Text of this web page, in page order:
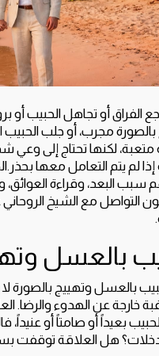
الفراق أو تجاهل الحبيب أو
بالصورة مجرب، أو جلب
متعبة، لكنها تحتاج إلى
لم يتم التعامل معها
سبب البعد، وقراءة
التواصل مع الشيخ
بالعسل
بالعسل وتهييج بالصورة
خارجة عن الهدوء والرضا.
بعيداً أو صامتاً أو
هل العلاقة توقفت